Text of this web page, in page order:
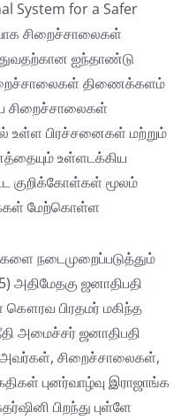
System for a Safer
சிறைச்சாலைகள்
ஐந்தாண்டு
திணைக்களம்
சிறைச்சாலைகள்
உள்ள பிரச்சனைகள் மற்றும்
உள்ளடக்கிய
குறிக்கோள்கள் மூலம்
மேற்கொள்ள
நடைமுறைப்படுத்தும்
அதிமேதகு ஜனாதிபதி
பிரதமர் மகிந்த
அமைச்சர் ஜனாதிபதி
சிறைச்சாலைகள்,
புனர்வாழ்வு இராஜாங்க
பிறந்து புள்ளே